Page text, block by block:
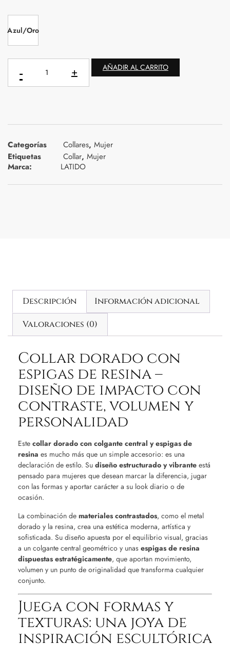
Azul/Oro
AÑADIR AL CARRITO
Categorías Collares, Mujer
Etiquetas
Collar, Mujer
Marca:
LATIDO
Descripción Información adicional
Valoraciones (0)
Collar dorado con
espigas de resina –
diseño de impacto con
contraste, volumen y
personalidad
Este collar dorado con colgante central y espigas de
resina es mucho más que un simple accesorio: es una
declaración de estilo. Su diseño estructurado y vibrante está
pensado para mujeres que desean marcar la diferencia, jugar
con las formas y aportar carácter a su look diario o de
ocasión.
La combinación de materiales contrastados, como el metal
dorado y la resina, crea una estética moderna, artística y
sofisticada. Su diseño apuesta por el equilibrio visual, gracias
a un colgante central geométrico y unas espigas de resina
dispuestas estratégicamente, que aportan movimiento,
volumen y un punto de originalidad que transforma cualquier
conjunto.
Juega con formas y
texturas: una joya de
inspiración escultórica